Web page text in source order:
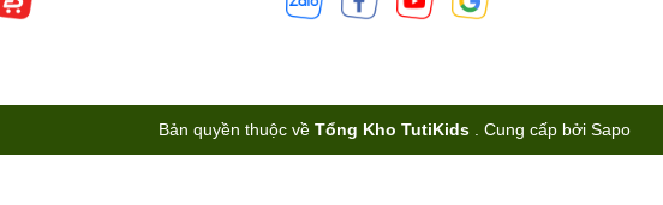
Bản quyền thuộc về Tổng Kho TutiKids Cung cấp bởi Sapo